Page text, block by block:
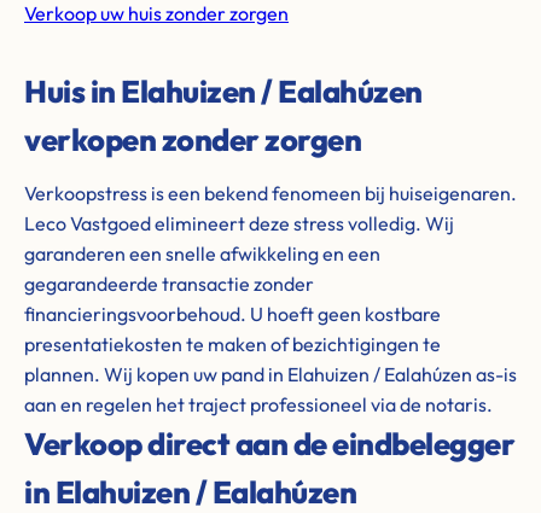
Verkoop uw huis zonder zorgen
Huis in Elahuizen / Ealahúzen
verkopen zonder zorgen
Verkoopstress is een bekend fenomeen bij huiseigenaren.
Leco Vastgoed elimineert deze stress volledig. Wij
garanderen een snelle afwikkeling en een
gegarandeerde transactie zonder
financieringsvoorbehoud. U hoeft geen kostbare
presentatiekosten te maken of bezichtigingen te
plannen. Wij kopen uw pand in Elahuizen / Ealahúzen as-is
aan en regelen het traject professioneel via de notaris.
Verkoop direct aan de eindbelegger
in Elahuizen / Ealahúzen